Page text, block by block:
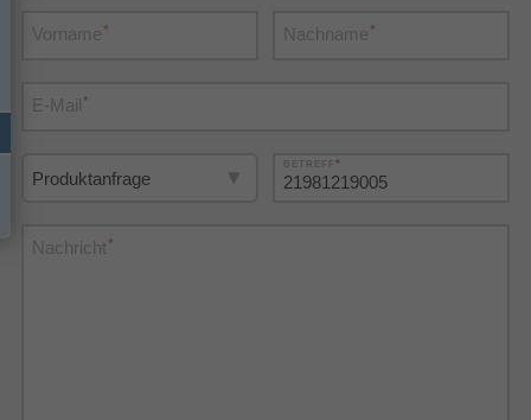
Vorname* Nachname*
E-Mail*
*
Nachricht*